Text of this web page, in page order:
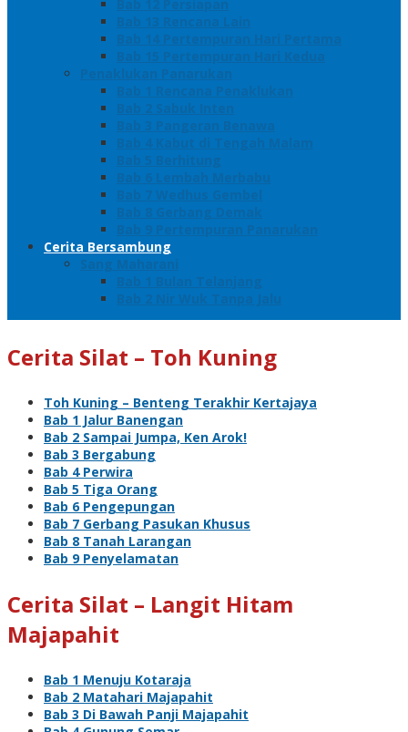
Bab 12 Persiapan
Bab 13 Rencana Lain
Bab 14 Pertempuran Hari Pertama
Bab 15 Pertempuran Hari Kedua
Penaklukan Panarukan
Bab 1 Rencana Penaklukan
Bab 2 Sabuk Inten
Bab 3 Pangeran Benawa
Bab 4 Kabut di Tengah Malam
Bab 5 Berhitung
Bab 6 Lembah Merbabu
Bab 7 Wedhus Gembel
Bab 8 Gerbang Demak
Bab 9 Pertempuran Panarukan
Cerita Bersambung
Sang Maharani
Bab 1 Bulan Telanjang
Bab 2 Nir Wuk Tanpa Jalu
Cerita Silat – Toh Kuning
Toh Kuning – Benteng Terakhir Kertajaya
Bab 1 Jalur Banengan
Bab 2 Sampai Jumpa, Ken Arok!
Bab 3 Bergabung
Bab 4 Perwira
Bab 5 Tiga Orang
Bab 6 Pengepungan
Bab 7 Gerbang Pasukan Khusus
Bab 8 Tanah Larangan
Bab 9 Penyelamatan
Cerita Silat – Langit Hitam
Majapahit
Bab 1 Menuju Kotaraja
Bab 2 Matahari Majapahit
Bab 3 Di Bawah Panji Majapahit